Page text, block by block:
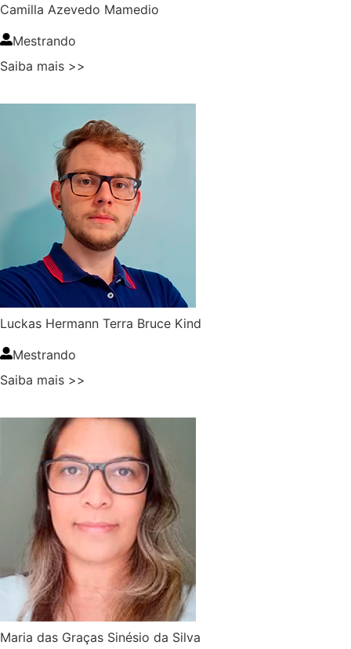
Camilla Azevedo Mamedio
Mestrando
Saiba mais >>
Luckas Hermann Terra Bruce Kind
Mestrando
Saiba mais >>
Maria das Graças Sinésio da Silva